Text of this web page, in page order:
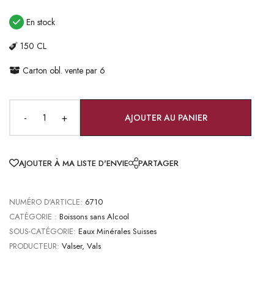
En stock
150 CL
Carton obl. vente par 6
- + AJOUTER AU PANIER
AJOUTER À MA LISTE D'ENVIE PARTAGER
NUMÉRO D'ARTICLE: 6710
CATÉGORIE : Boissons sans Alcool
SOUS-CATÉGORIE: Eaux Minérales Suisses
PRODUCTEUR: Valser, Vals